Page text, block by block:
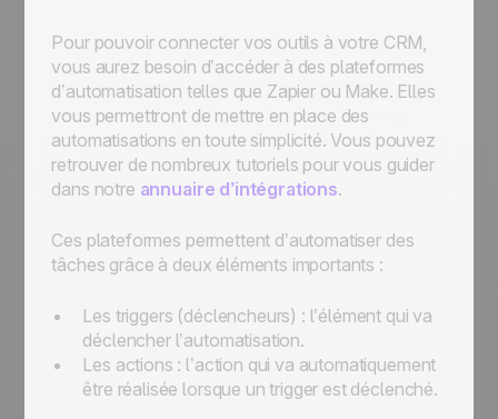
Pour pouvoir connecter vos outils à votre CRM,
vous aurez besoin d’accéder à des plateformes
d’automatisation telles que Zapier ou Make. Elles
vous permettront de mettre en place des
automatisations en toute simplicité. Vous pouvez
retrouver de nombreux tutoriels pour vous guider
dans notre annuaire d’intégrations.
Ces plateformes permettent d’automatiser des
tâches grâce à deux éléments importants :
Les triggers (déclencheurs) : l’élément qui va
déclencher l’automatisation.
Les actions : l’action qui va automatiquement
être réalisée lorsque un trigger est déclenché.